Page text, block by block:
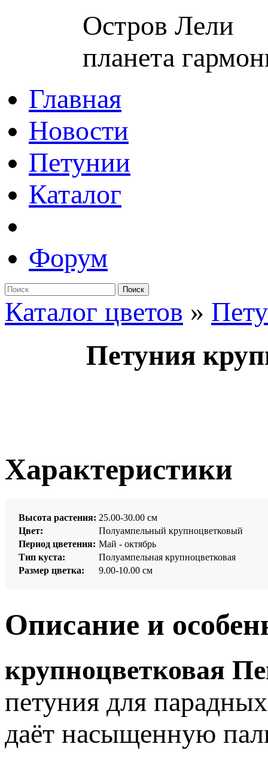
Остров Лели
планета
Главная
Новости
Петунии
Каталог
Форум
Поиск
Каталог цветов »
Петуния
Характеристики
Высота растения: 25.00-30.00 см
Цвет:
Полуампельный крупноцветковый
Период цветения: Май - октябрь
Тип куста:
Полуампельная крупноцветковая
Размер цветка:
9.00-10.00 см
Описание и
крупноцветковая
петуния для
даёт насыщенную